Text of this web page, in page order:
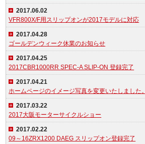
2017.06.02
VFR800X/F用スリップオンが2017モデルに対応
2017.04.28
ゴールデンウィーク休業のお知らせ
2017.04.25
2017CBR1000RR SPEC-A SLIP-ON 登録完了
2017.04.21
ホームページのイメージ写真を変更いたしました。
2017.03.22
2017大阪モーターサイクルショー
2017.02.22
09～16ZRX1200 DAEG スリップオン登録完了